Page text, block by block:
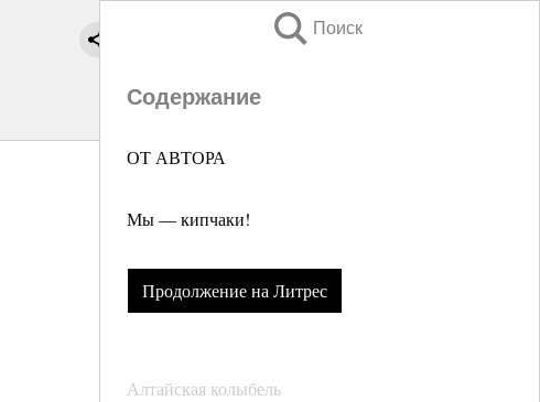
Поиск
Содержание
ОТ АВТОРА
Мы — кипчаки!
Продолжение на Литрес
Алтайская колыбель